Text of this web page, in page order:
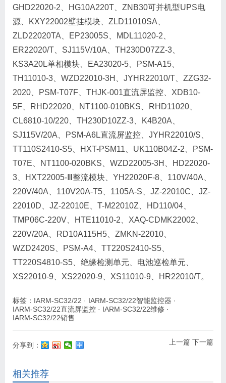
GHD22020-2、HG10A220T、ZNB30可并机型UPS电
源、KXY22002壁挂模块、ZLD11010SA、
ZLD22020TA、EP23005S、MDL11020-2、
ER22020/T、SJ115V/10A、TH230D07ZZ-3、
KS3A20L单相模块、EA23020-5、PSM-A15、
TH11010-3、WZD22010-3H、JYHR22010/T、ZZG32-
2020、PSM-T07F、THJK-001直流屏监控、XDB10-
5F、RHD22020、NT1100-010BKS、RHD11020、
CL6810-10/220、TH230D10ZZ-3、K4B20A、
SJ115V/20A、PSM-A6L直流屏监控、JYHR22010/S、
TT110S2410-S5、HXT-PSM11、UK110B04Z-2、PSM-
T07E、NT1100-020BKS、WZD22005-3H、HD22020-
3、HXT22005-Ⅲ整流模块、YH22020F-8、110V/40A、
220V/40A、110V20A-T5、1105A-S、JZ-22010C、JZ-
22010D、JZ-22010E、T-M22010Z、HD110/04、
TMP06C-220V、HTE11010-2、XAQ-CDMK22002、
220V/20A、RD10A115H5、ZMKN-22010、
WZD2420S、PSM-A4、TT220S2410-S5、
TT220S4810-S5、绝缘检测单元、电池巡检单元、
XS22010-9、XS22020-9、XS11010-9、HR22010/T。
标签： IARM-SC32/22 · IARM-SC32/22智能监控器 ·
IARM-SC32/22直流屏监控 · IARM-SC32/22维修 ·
IARM-SC32/22销售
上一篇 下一篇
分享到：
相关推荐